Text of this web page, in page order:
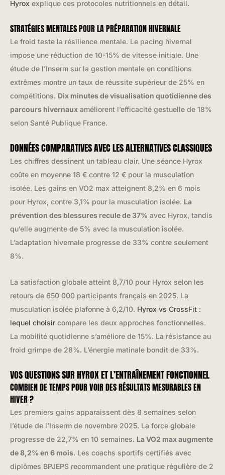
Hyrox explique ces protocoles nutritionnels en détail.
STRATÉGIES MENTALES POUR LA PRÉPARATION HIVERNALE
Le froid teste la résilience mentale. Le pacing hivernal
impose une réduction de 10-15% de vitesse initiale. Une
étude de l’Inserm sur la gestion mentale en conditions
extrêmes montre un taux de réussite supérieur de 25% en
compétitions. Dix minutes de visualisation quotidienne des
parcours hivernaux améliorent l’efficacité gestuelle de 18%
selon Santé Publique France.
DONNÉES COMPARATIVES AVEC LES ALTERNATIVES CLASSIQUES
Les chiffres dessinent un tableau clair. Une séance Hyrox
coûte en moyenne 18 € contre 12 € pour la musculation
isolée. Les gains en VO2 max atteignent 8,2% en 6 mois
pour Hyrox, contre 3,1% pour la musculation isolée. La
prévention des blessures recule de 37% avec Hyrox, tandis
qu’elle augmente de 5% avec la musculation isolée.
L’adaptation hivernale progresse de 33% contre seulement
8%.
La satisfaction globale atteint 8,7/10 pour Hyrox selon les
retours de 650 000 participants français en 2025. La
musculation isolée plafonne à 6,2/10. Hyrox vs CrossFit :
lequel choisir compare les deux approches fonctionnelles.
La mobilité quotidienne s’améliore de 15%. La résistance au
froid grimpe de 28%. L’énergie matinale bondit de 33%.
VOS QUESTIONS SUR HYROX ET L’ENTRAÎNEMENT FONCTIONNEL
COMBIEN DE TEMPS POUR VOIR DES RÉSULTATS MESURABLES EN
HIVER ?
Les premiers gains apparaissent dès 8 semaines selon
l’étude de l’Inserm de novembre 2025. La force globale
progresse de 22,7% en 10 semaines. La VO2 max augmente
de 8,2% en 6 mois. Les coachs sportifs certifiés avec
diplômes BPJEPS recommandent une pratique régulière de 2